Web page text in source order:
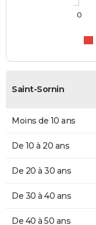
0
Saint-Sornin
Moins de 10 ans
De 10 à 20 ans
De 20 à 30 ans
De 30 à 40 ans
De 40 à 50 ans